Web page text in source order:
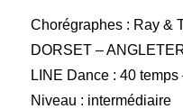
Chorégraphes : Ray &
DORSET –
LINE Dance : 40 temps
Niveau : intermédiaire